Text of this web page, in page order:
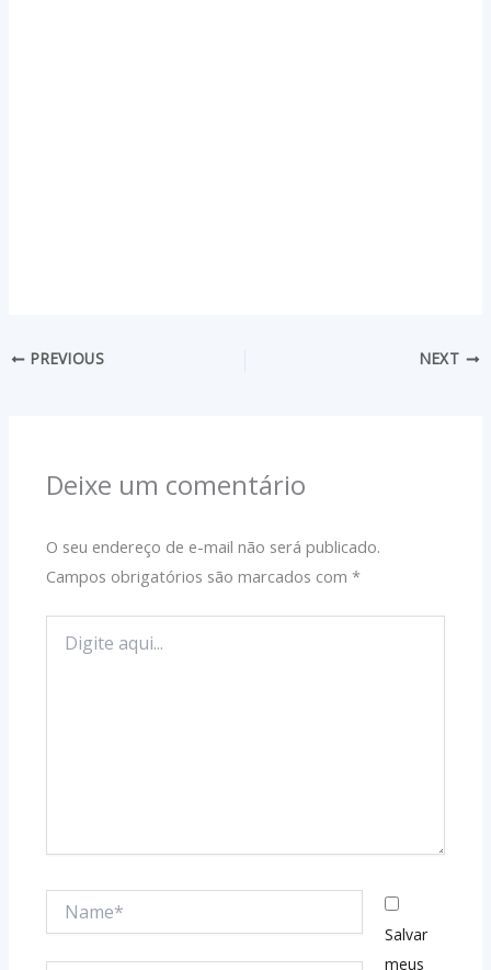
PREVIOUS NEXT
Deixe um comentário
O seu endereço de e-mail não será publicado.
Campos obrigatórios são marcados com*
aqui...
Salvar
meus